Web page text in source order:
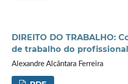
DIREITO DO TRABALHO:
de trabalho do
Alexandre Alcântara Ferreira